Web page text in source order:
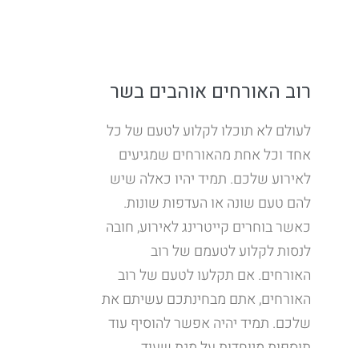
רוב האורחים אוהבים בשר
לעולם לא תוכלו לקלוע לטעם של כל
אחד וכל אחת מהאורחים שמגיעים
לאירוע שלכם. תמיד יהיו כאלה שיש
להם טעם שונה או העדפות שונות.
כאשר בוחרים קייטרינג לאירוע, חובה
לנסות לקלוע לטעמם של רוב
האורחים. אם תקלעו לטעם של רוב
האורחים, אתם מבחינתכם עשיתם את
שלכם. תמיד יהיה אפשר להוסיף עוד